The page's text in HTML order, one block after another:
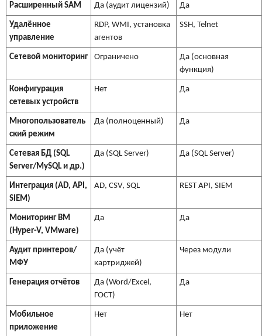
Расширенный SAM Да (аудит лицензий) Да
Удалённое
управление
RDP, WMI, установка
агентов
SSH, Telnet
Сетевой мониторинг Ограничено
Да (основная
функция)
Конфигурация
сетевых устройств
Нет Да
Многопользователь
ский режим
Да (полноценный) Да
Сетевая БД (SQL
Server/MySQL и др.)
Да (SQL Server) Да (SQL Server)
Интеграция (AD, API,
SIEM)
AD, CSV, SQL REST API, SIEM
Мониторинг ВМ
(Hyper-V, VMware)
Да Да
Аудит принтеров/
МФУ
Да (учёт
картриджей)
Через модули
Генерация отчётов
Да (Word/Excel,
ГОСТ)
Да
Мобильное
приложение
Нет Нет